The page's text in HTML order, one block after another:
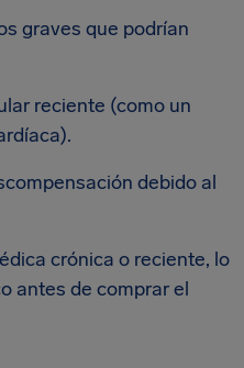
graves que podrían
reciente (como un
debido al
crónica o reciente, lo
antes de comprar el